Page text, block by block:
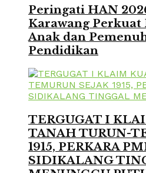
Peringati HAN
Karawang
Anak dan
Pendidikan
TERGUGAT I
TANAH TURUN-
1915, PERKARA
SIDIKALANG